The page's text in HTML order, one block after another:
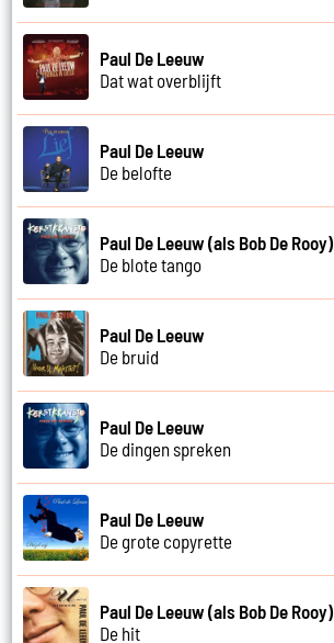
Paul De Leeuw
Dat wat overblijft
Paul De Leeuw
De belofte
Paul De Leeuw (als Bob De Rooy)
De blote tango
Paul De Leeuw
De bruid
Paul De Leeuw
De dingen spreken
Paul De Leeuw
De grote copyrette
Paul De Leeuw (als Bob De Rooy)
De hit